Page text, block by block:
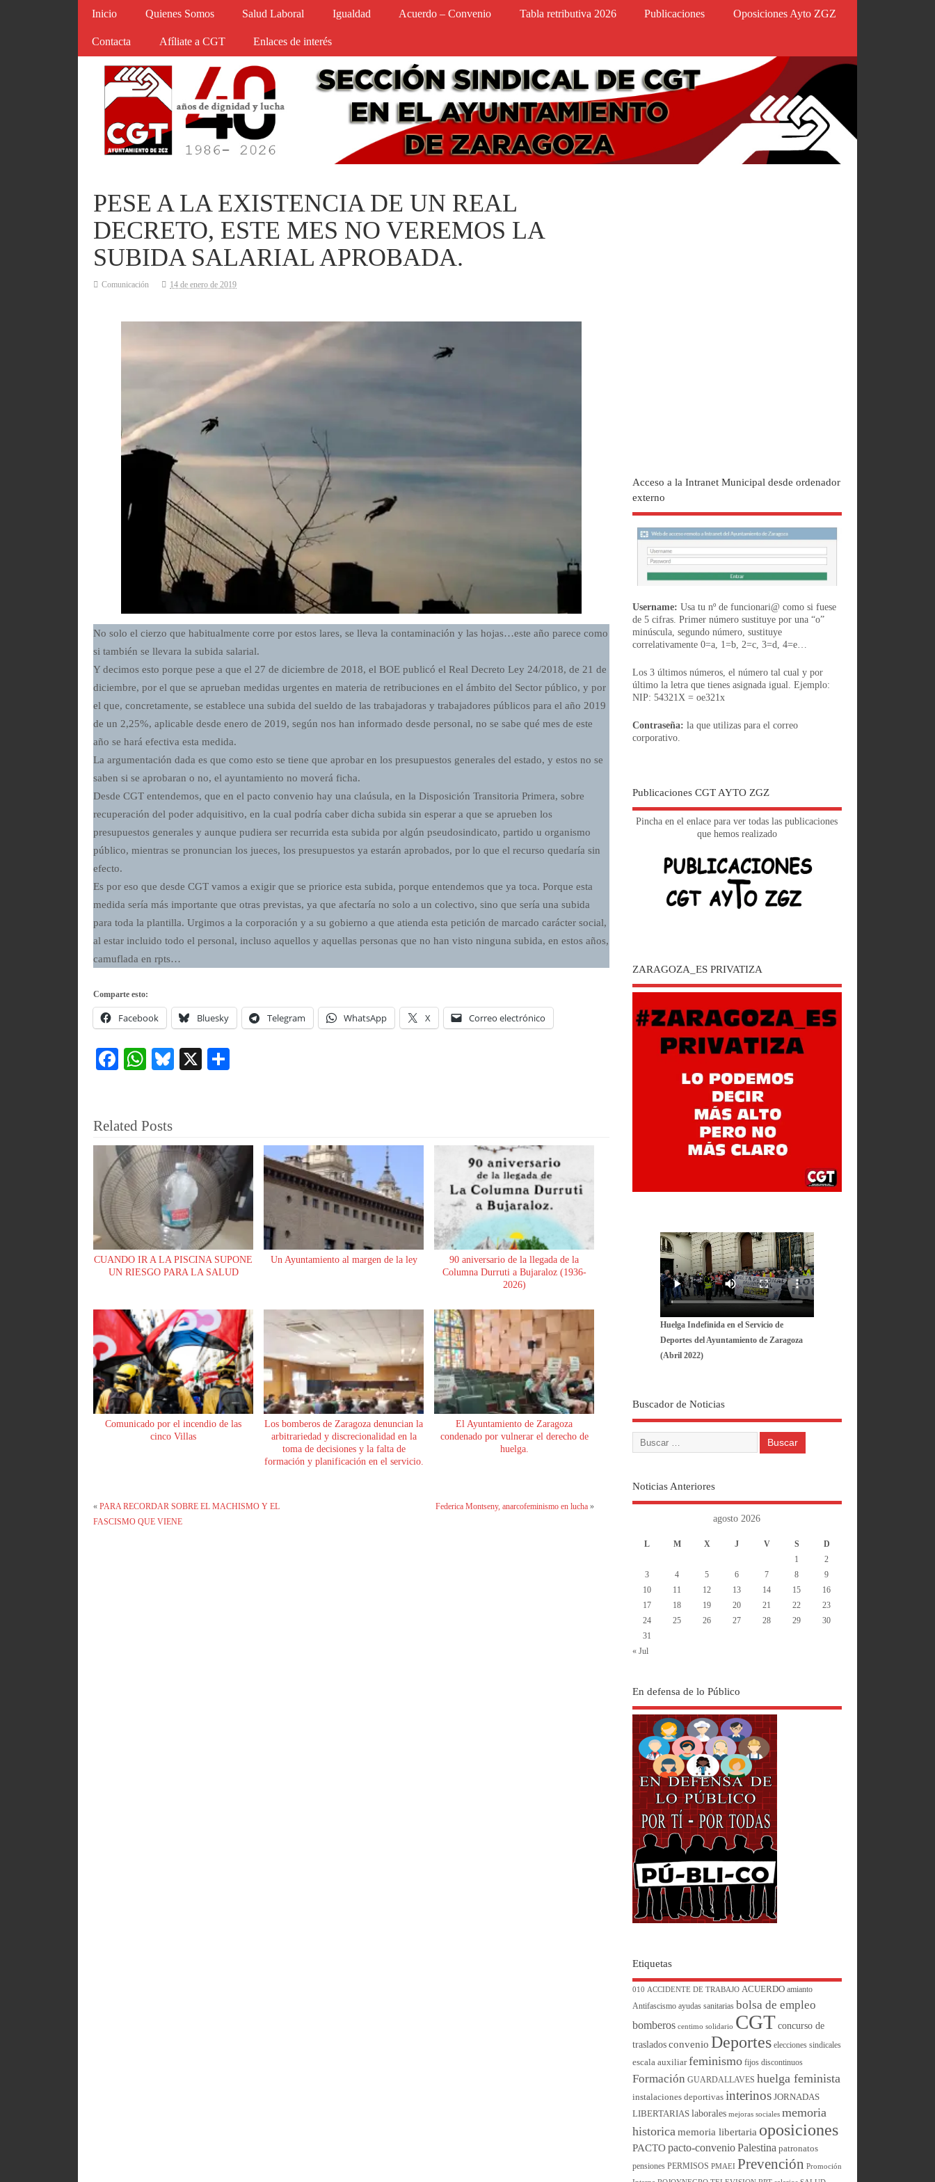
Inicio Quienes Somos Salud Laboral Igualdad Acuerdo – Convenio Tabla retributiva 2026 Publicaciones Oposiciones Ayto ZGZ
Contacta Afíliate a CGT Enlaces de interés
PESE A LA EXISTENCIA DE UN REAL
DECRETO, ESTE MES NO VEREMOS LA
SUBIDA SALARIAL APROBADA.
Comunicación 14 de enero de 2019
No solo el cierzo que habitualmente corre por estos lares, se lleva la contaminación y las hojas…este año parece como
si también se llevara la subida salarial.
Y decimos esto porque pese a que el 27 de diciembre de 2018, el BOE publicó el Real Decreto Ley 24/2018, de 21 de
diciembre, por el que se aprueban medidas urgentes en materia de retribuciones en el ámbito del Sector público, y por
el que, concretamente, se establece una subida del sueldo de las trabajadoras y trabajadores públicos para el año 2019
de un 2,25%, aplicable desde enero de 2019, según nos han informado desde personal, no se sabe qué mes de este
año se hará efectiva esta medida.
La argumentación dada es que como esto se tiene que aprobar en los presupuestos generales del estado, y estos no se
saben si se aprobaran o no, el ayuntamiento no moverá ficha.
Desde CGT entendemos, que en el pacto convenio hay una claúsula, en la Disposición Transitoria Primera, sobre
recuperación del poder adquisitivo, en la cual podría caber dicha subida sin esperar a que se aprueben los
presupuestos generales y aunque pudiera ser recurrida esta subida por algún pseudosindicato, partido u organismo
público, mientras se pronuncian los jueces, los presupuestos ya estarán aprobados, por lo que el recurso quedaría sin
efecto.
Es por eso que desde CGT vamos a exigir que se priorice esta subida, porque entendemos que ya toca. Porque esta
medida sería más importante que otras previstas, ya que afectaría no solo a un colectivo, sino que sería una subida
para toda la plantilla. Urgimos a la corporación y a su gobierno a que atienda esta petición de marcado carácter social,
al estar incluido todo el personal, incluso aquellos y aquellas personas que no han visto ninguna subida, en estos años,
camuflada en rpts…
Comparte esto:
Facebook Bluesky Telegram WhatsApp X Correo electrónico
Fa
ok
W
A
pp
Bl
X
rti
r
Related Posts
CUANDO IR A LA PISCINA SUPONE
UN RIESGO PARA LA SALUD
Un Ayuntamiento al margen de la ley
90 aniversario de la llegada de la
Columna Durruti a Bujaraloz (1936-
2026)
Comunicado por el incendio de las
cinco Villas
Los bomberos de Zaragoza denuncian la
arbitrariedad y discrecionalidad en la
toma de decisiones y la falta de
formación y planificación en el servicio.
El Ayuntamiento de Zaragoza
condenado por vulnerar el derecho de
huelga.
«PARA RECORDAR SOBRE EL MACHISMO Y EL
FASCISMO QUE VIENE
Federica Montseny, anarcofeminismo en lucha »
Acceso a la Intranet Municipal desde ordenador
externo
Username: Usa tu nº de funcionari@ como si fuese
de 5 cifras. Primer número sustituye por una “o”
minúscula, segundo número, sustituye
correlativamente 0=a, 1=b, 2=c, 3=d, 4=e…
Los 3 últimos números, el número tal cual y por
último la letra que tienes asignada igual. Ejemplo:
NIP: 54321X = oe321x
Contraseña: la que utilizas para el correo
corporativo.
Publicaciones CGT AYTO ZGZ
Pincha en el enlace para ver todas las publicaciones
que hemos realizado
ZARAGOZA_ES PRIVATIZA
Huelga Indefinida en el Servicio de
Deportes del Ayuntamiento de Zaragoza
(Abril 2022)
Buscador de Noticias
Noticias Anteriores
agosto 2026
L M X J V S
D
1
2
3
4 5 6 7 8
9
10
11 12 13 14 15
16
17
18 19 20 21 22
23
24
25 26 27 28 29
30
31
« Jul
En defensa de lo Público
Etiquetas
010 ACCIDENTE DE TRABAJO ACUERDO amianto
Antifascismo ayudas sanitarias bolsa de empleo
bomberos centimo solidario CGT concurso de
traslados convenio Deportes elecciones sindicales
escala auxiliar feminismo fijos discontinuos
Formación GUARDALLAVES huelga feminista
instalaciones deportivas interinos JORNADAS
LIBERTARIAS laborales mejoras sociales memoria
historica memoria libertaria oposiciones
PACTO pacto-convenio Palestina patronatos
pensiones PERMISOS PMAEI Prevención Promoción